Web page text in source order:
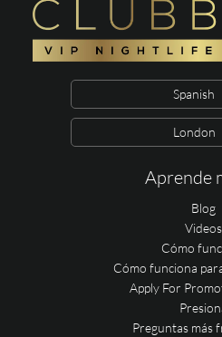
Spanish
London
Aprende
Blog
Videos
Cómo
Cómo funciona
Apply For
Preguntas más